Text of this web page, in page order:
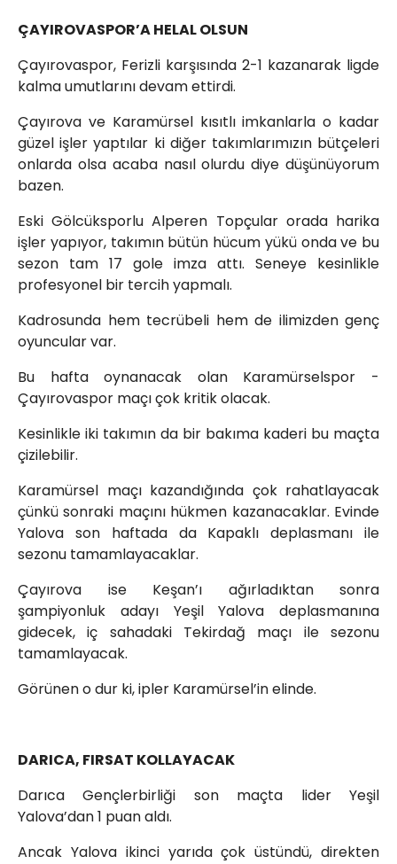
ÇAYIROVASPOR’A HELAL OLSUN
Çayırovaspor, Ferizli karşısında 2-1 kazanarak ligde
kalma umutlarını devam ettirdi.
Çayırova ve Karamürsel kısıtlı imkanlarla o kadar
güzel işler yaptılar ki diğer takımlarımızın bütçeleri
onlarda olsa acaba nasıl olurdu diye düşünüyorum
bazen.
Eski Gölcüksporlu Alperen Topçular orada harika
işler yapıyor, takımın bütün hücum yükü onda ve bu
sezon tam 17 gole imza attı. Seneye kesinlikle
profesyonel bir tercih yapmalı.
Kadrosunda hem tecrübeli hem de ilimizden genç
oyuncular var.
Bu hafta oynanacak olan Karamürselspor -
Çayırovaspor maçı çok kritik olacak.
Kesinlikle iki takımın da bir bakıma kaderi bu maçta
çizilebilir.
Karamürsel maçı kazandığında çok rahatlayacak
çünkü sonraki maçını hükmen kazanacaklar. Evinde
Yalova son haftada da Kapaklı deplasmanı ile
sezonu tamamlayacaklar.
Çayırova ise Keşan’ı ağırladıktan sonra
şampiyonluk adayı Yeşil Yalova deplasmanına
gidecek, iç sahadaki Tekirdağ maçı ile sezonu
tamamlayacak.
Görünen o dur ki, ipler Karamürsel’in elinde.
DARICA, FIRSAT KOLLAYACAK
Darıca Gençlerbirliği son maçta lider Yeşil
Yalova’dan 1 puan aldı.
Ancak Yalova ikinci yarıda çok üstündü, direkten